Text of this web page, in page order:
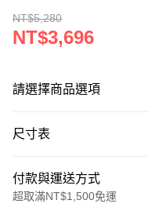
NT$5,280
NT$3,696
請選擇商品選項
尺寸表
付款與運送方式
超取滿NT$1,500免運